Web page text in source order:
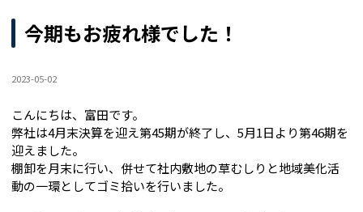
今期もお疲れ様でした！
2023-05-02
こんにちは、富田です。
弊社は4月末決算を迎え第45期が終了し、5月1日より第46期を
迎えました。
棚卸を月末に行い、併せて社内敷地の草むしりと地域美化活
動の一環としてゴミ拾いを行いました。